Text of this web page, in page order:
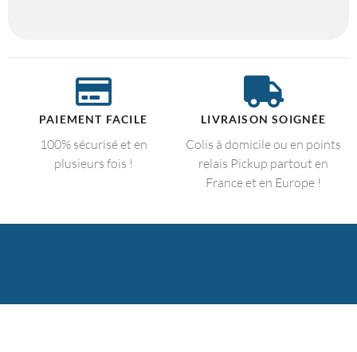
PAIEMENT FACILE
100% sécurisé et en
plusieurs fois !
LIVRAISON SOIGNÉE
Colis à domicile ou en points
relais Pickup partout en
France et en Europe !